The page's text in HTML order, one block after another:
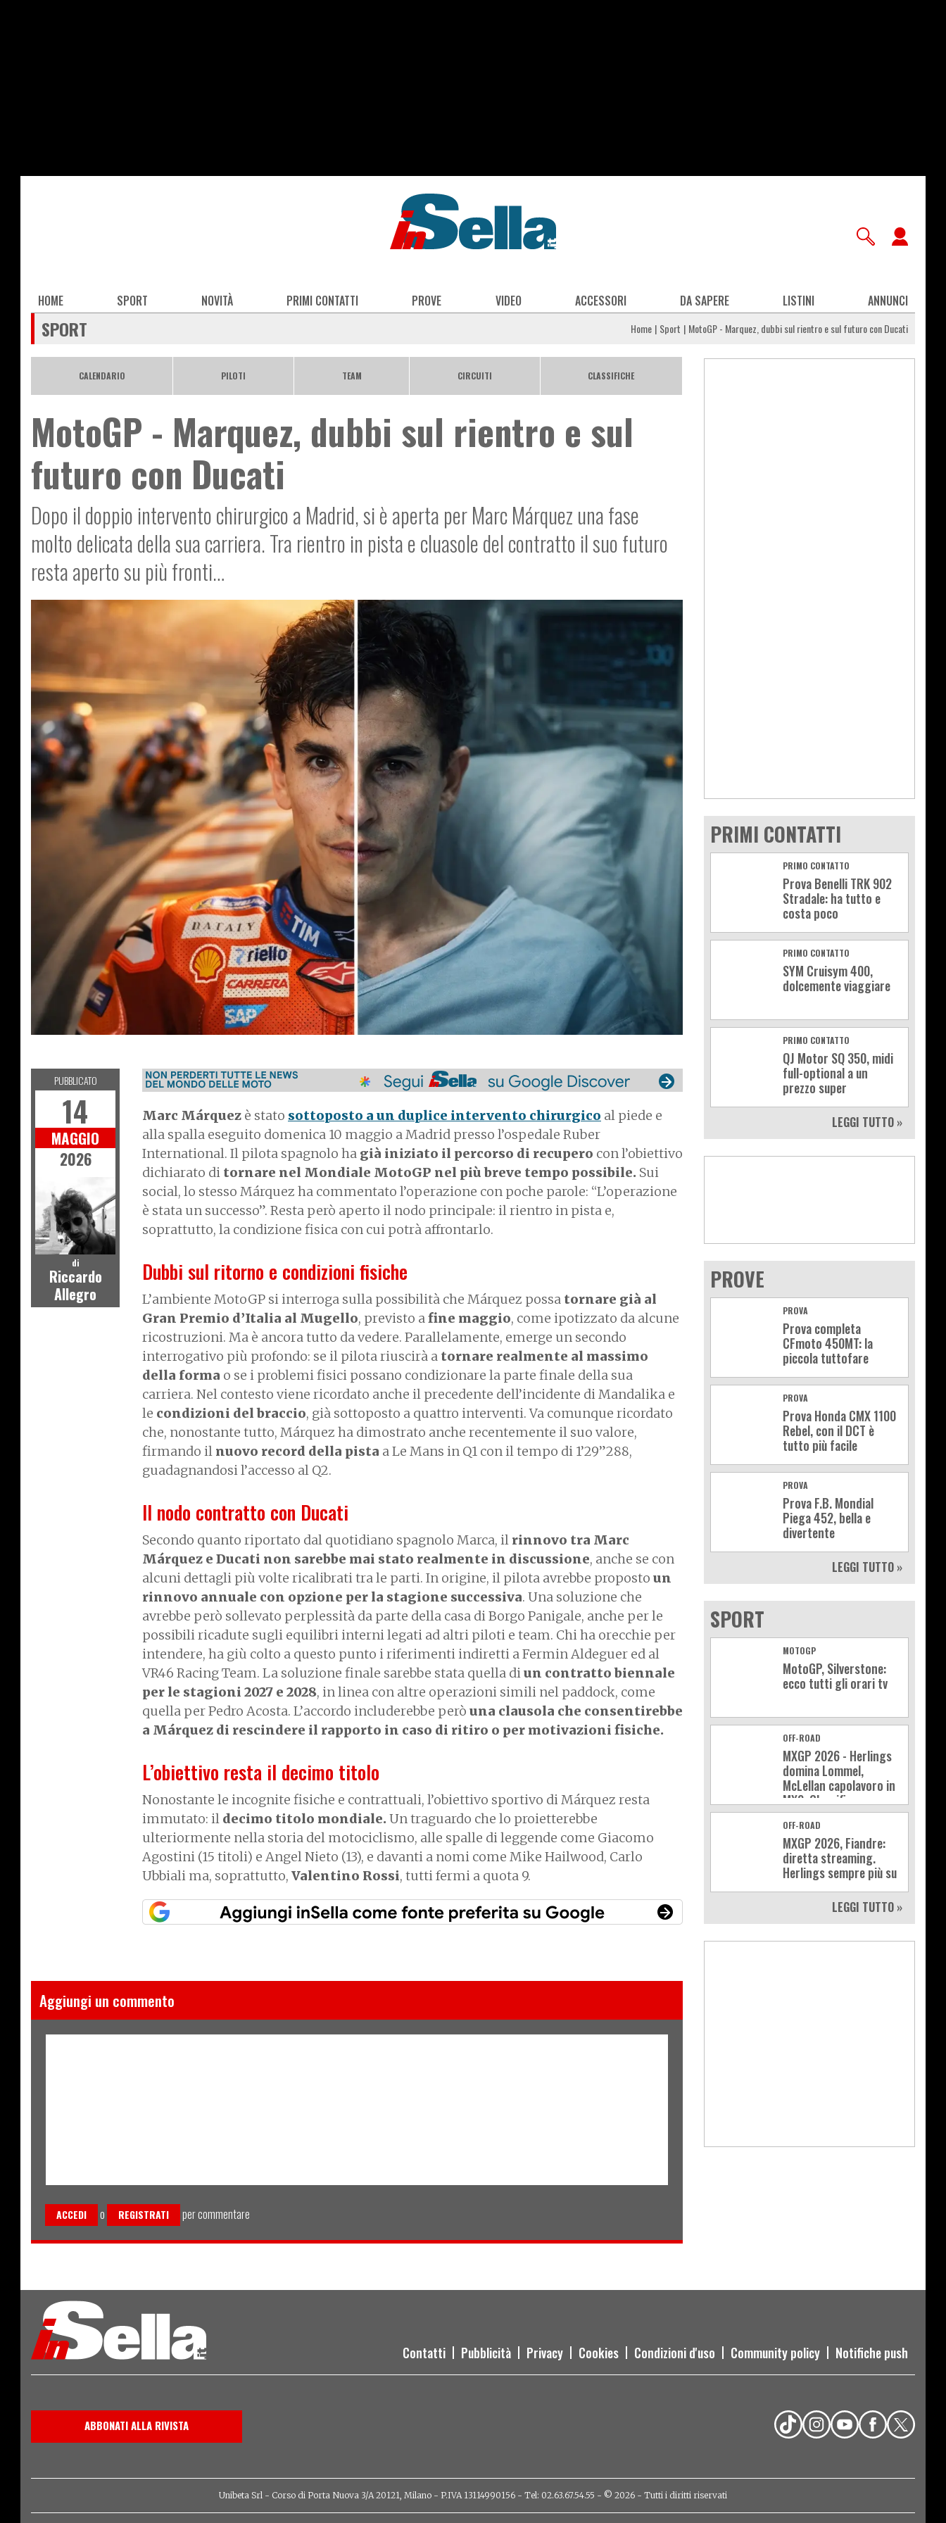
Main
navigation
HOME SPORT NOVITÀ PRIMI CONTATTI PROVE VIDEO ACCESSORI DA SAPERE LISTINI ANNUNCI
SPORT Home Sport MotoGP - Marquez, dubbi sul rientro e sul futuro con Ducati
CALENDARIO PILOTI TEAM CIRCUITI CLASSIFICHE
MotoGP - Marquez, dubbi sul rientro e sul
futuro con Ducati
Dopo il doppio intervento chirurgico a Madrid, si è aperta per Marc Márquez una fase
molto delicata della sua carriera. Tra rientro in pista e cluasole del contratto il suo futuro
resta aperto su più fronti…
Marc Márquez è stato sottoposto a un duplice intervento chirurgico al piede e
alla spalla eseguito domenica 10 maggio a Madrid presso l’ospedale Ruber
International. Il pilota spagnolo ha già iniziato il percorso di recupero con l’obiettivo
dichiarato di tornare nel Mondiale MotoGP nel più breve tempo possibile. Sui
social, lo stesso Márquez ha commentato l’operazione con poche parole: “L’operazione
è stata un successo”. Resta però aperto il nodo principale: il rientro in pista e,
soprattutto, la condizione fisica con cui potrà affrontarlo.
Dubbi sul ritorno e condizioni fisiche
L’ambiente MotoGP si interroga sulla possibilità che Márquez possa tornare già al
Gran Premio d’Italia al Mugello, previsto afine maggio, come ipotizzato da alcune
ricostruzioni. Ma è ancora tutto da vedere. Parallelamente, emerge un secondo
interrogativo più profondo: se il pilota riuscirà a tornare realmente al massimo
della forma o se i problemi fisici possano condizionare la parte finale della sua
carriera. Nel contesto viene ricordato anche il precedente dell’incidente di Mandalika e
le condizioni del braccio, già sottoposto a quattro interventi. Va comunque ricordato
che, nonostante tutto, Márquez ha dimostrato anche recentemente il suo valore,
firmando il nuovo record della pista a Le Mans in Q1 con il tempo di 1’29”288,
guadagnandosi l’accesso al Q2.
Il nodo contratto con Ducati
Secondo quanto riportato dal quotidiano spagnolo Marca, il rinnovo tra Marc
Márquez e Ducati non sarebbe mai stato realmente in discussione, anche se con
alcuni dettagli più volte ricalibrati tra le parti. In origine, il pilota avrebbe proposto un
rinnovo annuale con opzione per la stagione successiva. Una soluzione che
avrebbe però sollevato perplessità da parte della casa di Borgo Panigale, anche per le
possibili ricadute sugli equilibri interni legati ad altri piloti e team. Chi ha orecchie per
intendere, ha giù colto a questo punto i riferimenti indiretti a Fermin Aldeguer ed al
VR46 Racing Team. La soluzione finale sarebbe stata quella diun contratto biennale
per le stagioni 2027 e 2028, in linea con altre operazioni simili nel paddock, come
quella per Pedro Acosta. L’accordo includerebbe però una clausola che consentirebbe
a Márquez di rescindere il rapporto in caso di ritiro o per motivazioni fisiche.
L’obiettivo resta il decimo titolo
Nonostante le incognite fisiche e contrattuali, l’obiettivo sportivo di Márquez resta
immutato: il decimo titolo mondiale. Un traguardo che lo proietterebbe
ulteriormente nella storia del motociclismo, alle spalle di leggende come Giacomo
Agostini (15 titoli) e Angel Nieto (13), e davanti a nomi come Mike Hailwood, Carlo
Ubbiali ma, soprattutto, Valentino Rossi, tutti fermi a quota 9.
PUBBLICATO
14
MAGGIO
2026
di
Riccardo
Allegro
Aggiungi un commento
ACCEDI o REGISTRATI per commentare
PRIMI CONTATTI
PRIMO CONTATTO
Prova Benelli TRK 902
Stradale: ha tutto e
costa poco
PRIMO CONTATTO
SYM Cruisym 400,
dolcemente viaggiare
PRIMO CONTATTO
QJ Motor SQ 350, midi
full-optional a un
prezzo super
LEGGI TUTTO »
PROVE
PROVA
Prova completa
CFmoto 450MT: la
piccola tuttofare
PROVA
Prova Honda CMX 1100
Rebel, con il DCT è
tutto più facile
PROVA
Prova F.B. Mondial
Piega 452, bella e
divertente
LEGGI TUTTO »
SPORT
MOTOGP
MotoGP, Silverstone:
ecco tutti gli orari tv
OFF-ROAD
MXGP 2026 - Herlings
domina Lommel,
McLellan capolavoro in
MX2. Classifica e
calendario
OFF-ROAD
MXGP 2026, Fiandre:
diretta streaming.
Herlings sempre più su
LEGGI TUTTO »
Contatti Pubblicità Privacy Cookies Condizioni d'uso Community policy Notifiche push
ABBONATI ALLA RIVISTA
Unibeta Srl - Corso di Porta Nuova 3/A 20121, Milano - P.IVA 13114990156 - Tel: 02.63.67.54.55 - © 2026 - Tutti i diritti riservati